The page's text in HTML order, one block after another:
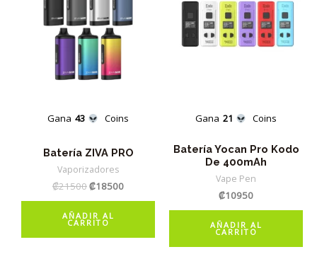
Gana 43 Coins
Batería ZIVA PRO
Vaporizadores
₡21500El
original
era:
₡18500El
AÑADIR AL
CARRITO
Gana 21 Coins
Batería Yocan Pro Kodo
De 400mAh
Vape Pen
₡10950
AÑADIR AL
CARRITO